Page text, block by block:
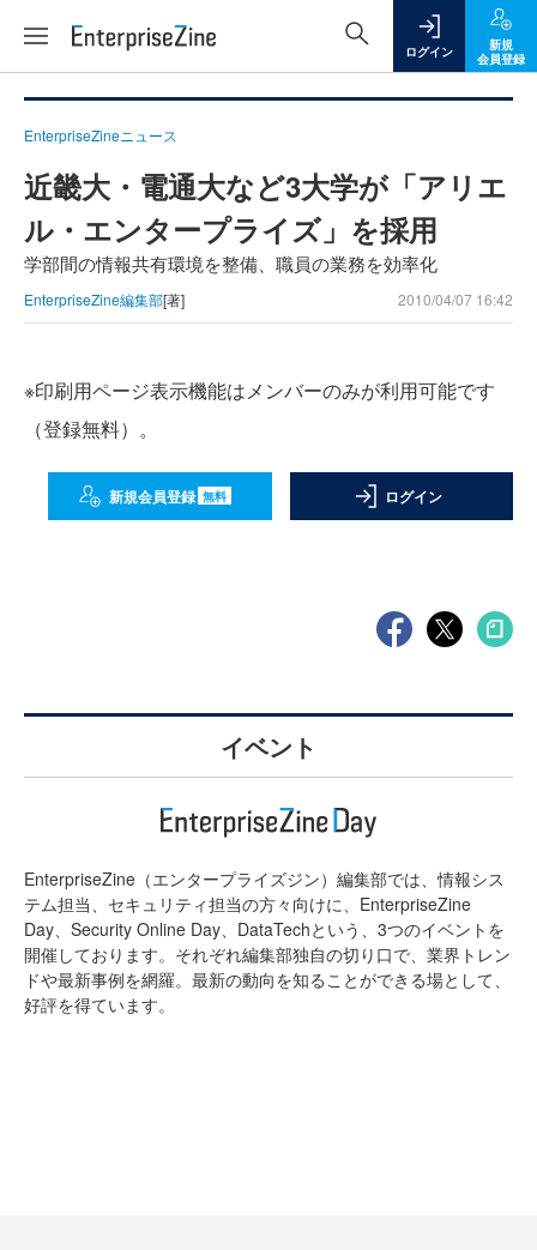
ログイン
新規
会員登録
EnterpriseZineニュース
近畿大・電通大など3大学が「アリエ
ル・エンタープライズ」を採用
学部間の情報共有環境を整備、職員の業務を効率化
EnterpriseZine編集部[著] 2010/04/07 16:42
※印刷用ページ表示機能はメンバーのみが利用可能です
（登録無料）。
新規会員登録 無料 ログイン
イベント
EnterpriseZine（エンタープライズジン）編集部では、情報シス
テム担当、セキュリティ担当の方々向けに、EnterpriseZine
Day、Security Online Day、DataTechという、3つのイベントを
開催しております。それぞれ編集部独自の切り口で、業界トレン
ドや最新事例を網羅。最新の動向を知ることができる場として、
好評を得ています。